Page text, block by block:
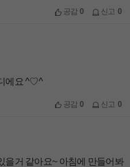
공감0 신고 0
에요 ^♡^
공감0 신고 0
을거 같아요~ 아침에 만들어봐